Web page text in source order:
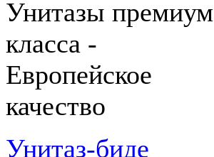
Унитазы премиум
класса -
Европейское
качество
Унитаз-биде